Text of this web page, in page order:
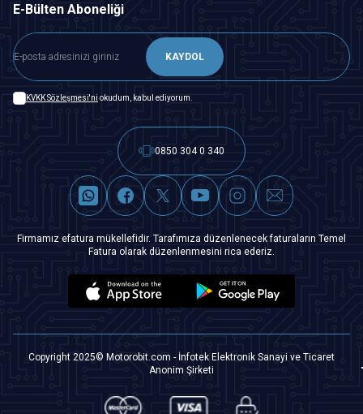
E-Bülten Aboneliği
KAYDOL
KVKK Sözleşmesi'ni okudum, kabul ediyorum.
0850 304 0 340
Firmamız efatura mükellefidir. Tarafımıza düzenlenecek faturaların Temel
Fatura olarak düzenlenmesini rica ederiz.
Copyright 2025© Motorobit.com - İnfotek Elektronik Sanayi ve Ticaret
Anonim Şirketi